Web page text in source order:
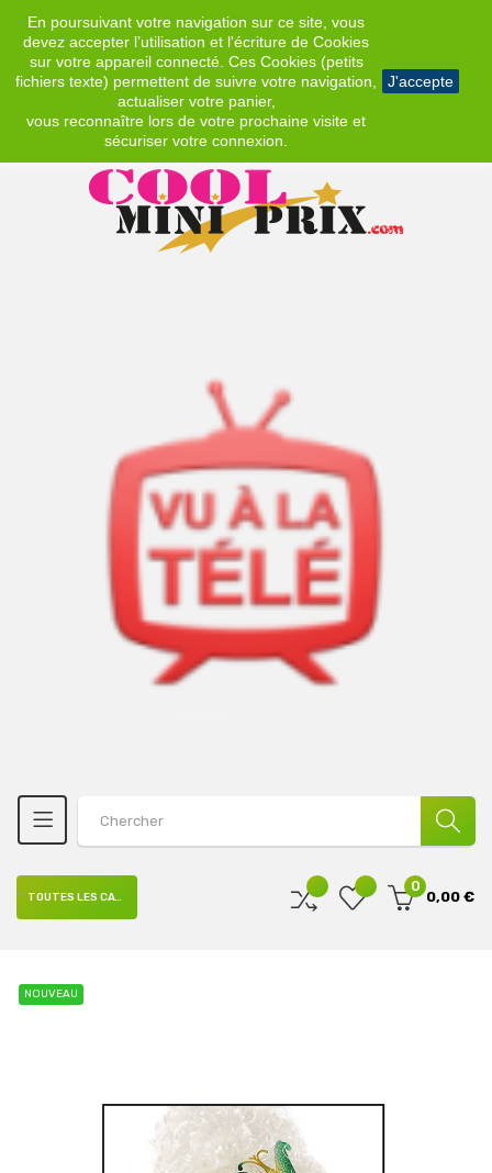
En poursuivant votre navigation sur ce site, vous
devez accepter l’utilisation et l'écriture de Cookies
sur votre appareil connecté. Ces Cookies (petits
fichiers texte) permettent de suivre votre navigation,
actualiser votre panier,
vous reconnaître lors de votre prochaine visite et
sécuriser votre connexion.
J'accepte
EUR
0
0,00 €
TOUTES LES CATÉGORIES
NOUVEAU